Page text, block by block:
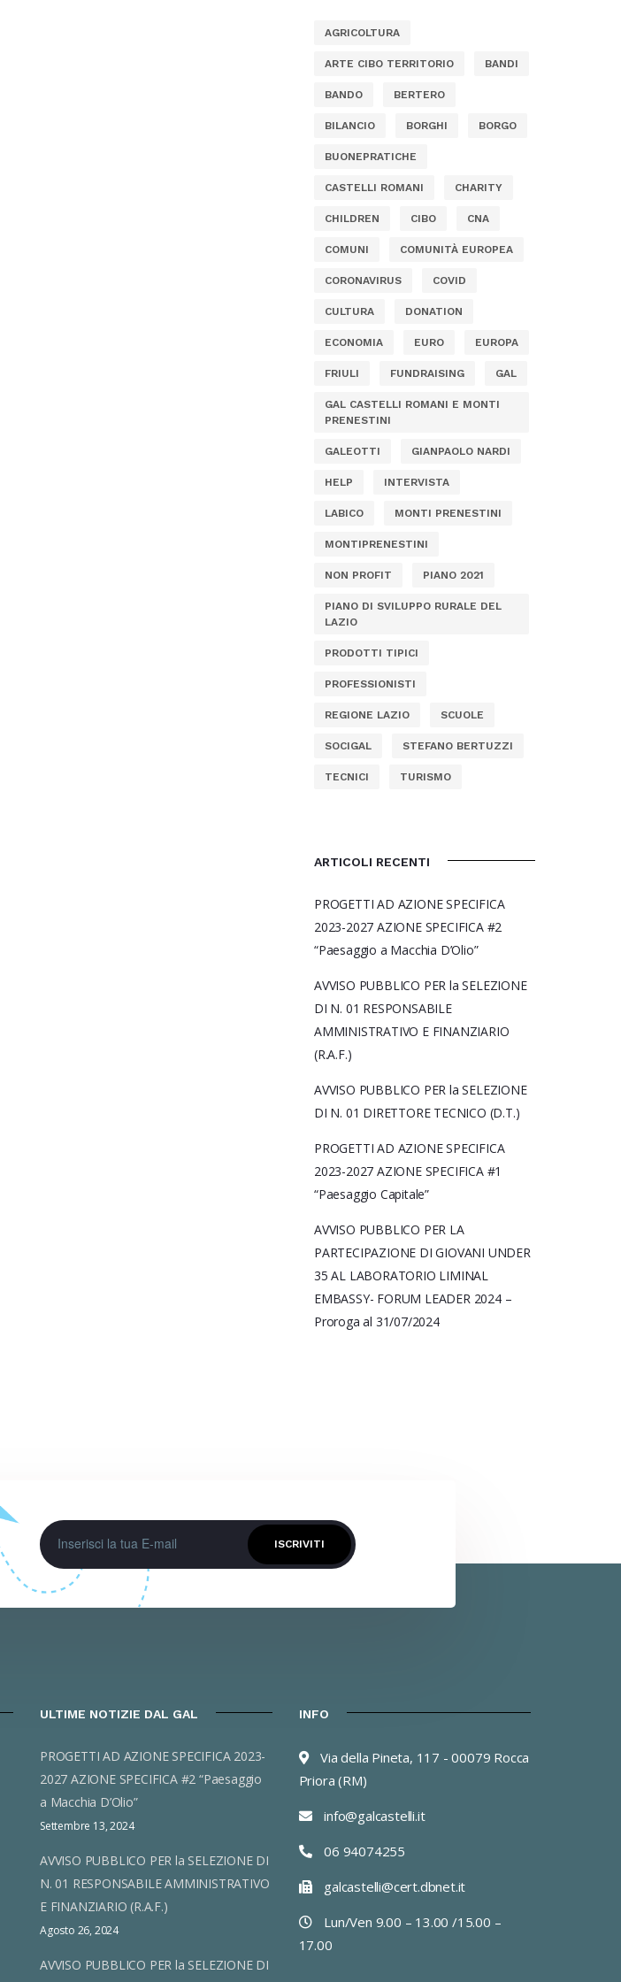
AGRICOLTURA
ARTE CIBO TERRITORIO BANDI
BANDO BERTERO
BILANCIO BORGHI BORGO
BUONEPRATICHE
CASTELLI ROMANI CHARITY
CHILDREN CIBO CNA
COMUNI COMUNITÀ EUROPEA
CORONAVIRUS COVID
CULTURA DONATION
ECONOMIA EURO EUROPA
FRIULI FUNDRAISING GAL
GAL CASTELLI ROMANI E MONTI
PRENESTINI
GALEOTTI GIANPAOLO NARDI
HELP INTERVISTA
LABICO MONTI PRENESTINI
MONTIPRENESTINI
NON PROFIT PIANO 2021
PIANO DI SVILUPPO RURALE DEL
LAZIO
PRODOTTI TIPICI
PROFESSIONISTI
REGIONE LAZIO SCUOLE
SOCIGAL STEFANO BERTUZZI
TECNICI TURISMO
ARTICOLI RECENTI
PROGETTI AD AZIONE SPECIFICA
2023-2027 AZIONE SPECIFICA #2
“Paesaggio a Macchia D’Olio”
AVVISO PUBBLICO PER la SELEZIONE
DI N. 01 RESPONSABILE
AMMINISTRATIVO E FINANZIARIO
(R.A.F.)
AVVISO PUBBLICO PER la SELEZIONE
DI N. 01 DIRETTORE TECNICO (D.T.)
PROGETTI AD AZIONE SPECIFICA
2023-2027 AZIONE SPECIFICA #1
“Paesaggio Capitale”
AVVISO PUBBLICO PER LA
PARTECIPAZIONE DI GIOVANI UNDER
35 AL LABORATORIO LIMINAL
EMBASSY- FORUM LEADER 2024 –
Proroga al 31/07/2024
ISCRIVITI
ULTIME NOTIZIE DAL GAL
PROGETTI AD AZIONE SPECIFICA 2023-
2027 AZIONE SPECIFICA #2 “Paesaggio
a Macchia D’Olio”
Settembre 13, 2024
AVVISO PUBBLICO PER la SELEZIONE DI
N. 01 RESPONSABILE AMMINISTRATIVO
E FINANZIARIO (R.A.F.)
Agosto 26, 2024
AVVISO PUBBLICO PER la SELEZIONE DI
INFO
Via della Pineta, 117 - 00079 Rocca
Priora (RM)
info@galcastelli.it
06 94074255
galcastelli@cert.dbnet.it
Lun/Ven 9.00 – 13.00 /15.00 –
17.00